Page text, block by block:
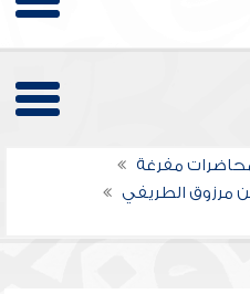
مفرغة
بن مرزوق الطريفي